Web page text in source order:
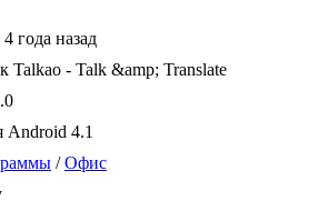
4 года назад
Talkao - Talk &amp; Translate
Android 4.1
/Офис